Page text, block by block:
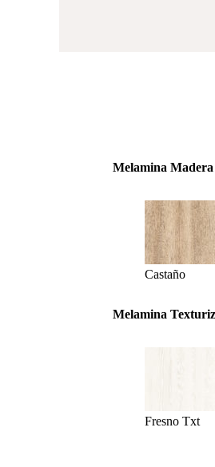
Melamina Madera
Castaño
Melamina
Fresno Txt